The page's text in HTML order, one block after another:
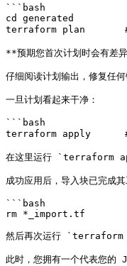
```bash
cd generated
terraform plan       # 审
**预期您首次计划时会有差
仔细阅读计划输出，修复任
一旦计划看起来干净：
```bash
terraform apply      # 将
在这里运行 `terraform
成功应用后，导入块已完成
```bash
rm *_import.tf
然后再次运行 `terraform
此时，您拥有一个代表您